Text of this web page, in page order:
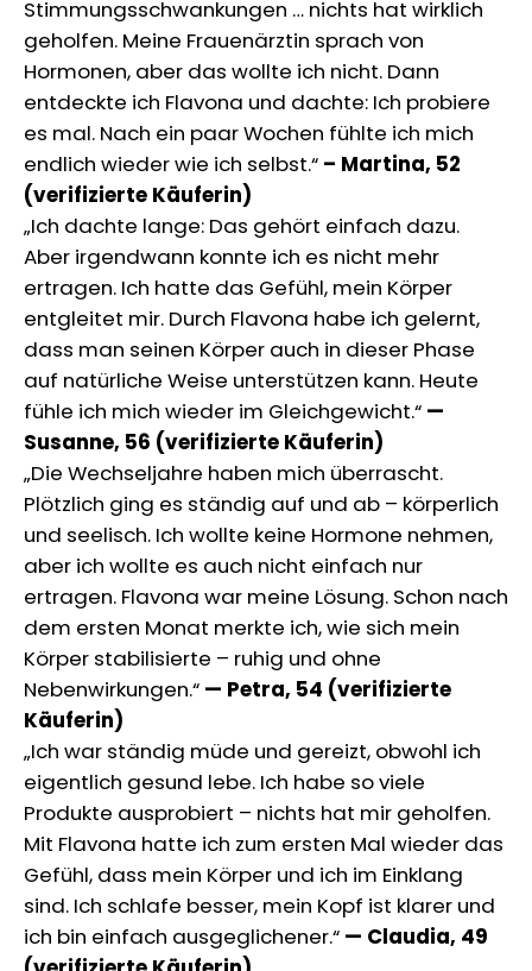
Stimmungsschwankungen … nichts hat wirklich
geholfen. Meine Frauenärztin sprach von
Hormonen, aber das wollte ich nicht. Dann
entdeckte ich Flavona und dachte: Ich probiere
es mal. Nach ein paar Wochen fühlte ich mich
endlich wieder wie ich selbst.“ – Martina, 52
(verifizierte Käuferin)
„Ich dachte lange: Das gehört einfach dazu.
Aber irgendwann konnte ich es nicht mehr
ertragen. Ich hatte das Gefühl, mein Körper
entgleitet mir. Durch Flavona habe ich gelernt,
dass man seinen Körper auch in dieser Phase
auf natürliche Weise unterstützen kann. Heute
fühle ich mich wieder im Gleichgewicht.“ —
Susanne, 56 (verifizierte Käuferin)
„Die Wechseljahre haben mich überrascht.
Plötzlich ging es ständig auf und ab – körperlich
und seelisch. Ich wollte keine Hormone nehmen,
aber ich wollte es auch nicht einfach nur
ertragen. Flavona war meine Lösung. Schon nach
dem ersten Monat merkte ich, wie sich mein
Körper stabilisierte – ruhig und ohne
Nebenwirkungen.“ — Petra, 54 (verifizierte
Käuferin)
„Ich war ständig müde und gereizt, obwohl ich
eigentlich gesund lebe. Ich habe so viele
Produkte ausprobiert – nichts hat mir geholfen.
Mit Flavona hatte ich zum ersten Mal wieder das
Gefühl, dass mein Körper und ich im Einklang
sind. Ich schlafe besser, mein Kopf ist klarer und
ich bin einfach ausgeglichener.“ — Claudia, 49